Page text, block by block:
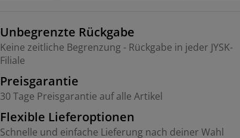
Unbegrenzte Rückgabe
Keine zeitliche Begrenzung - Rückgabe in jeder JYSK-
Filiale
Preisgarantie
30 Tage Preisgarantie auf alle Artikel
Flexible Lieferoptionen
Schnelle und einfache Lieferung nach deiner Wahl